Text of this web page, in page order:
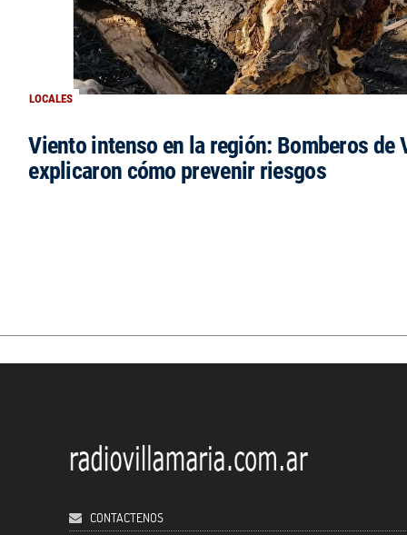
LOCALES
Viento intenso en la región: Bomberos de
explicaron cómo prevenir riesgos
CONTACTENOS